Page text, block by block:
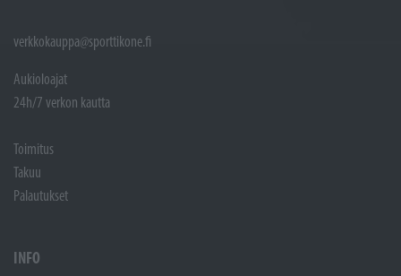
verkkokauppa@sporttikone.fi
Aukioloajat
24h/7 verkon kautta
Toimitus
Takuu
Palautukset
INFO